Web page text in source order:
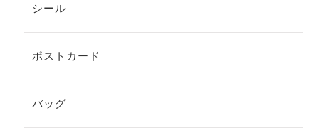
シール
ポストカード
バッグ